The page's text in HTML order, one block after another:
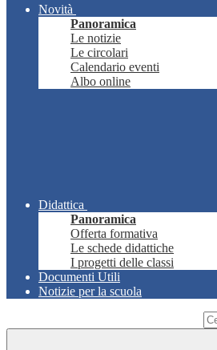
Novità
Panoramica
Le notizie
Le circolari
Calendario eventi
Albo online
Didattica
Panoramica
Offerta formativa
Le schede didattiche
I progetti delle classi
Documenti Utili
Notizie per la scuola